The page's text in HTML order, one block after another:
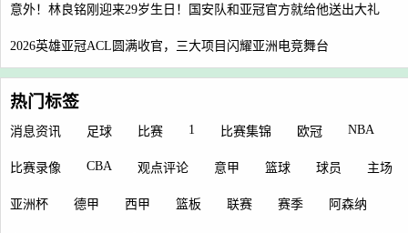
意外！林良铭刚迎来29岁生日！国安队和亚冠官方就给他送出大礼
2026英雄亚冠ACL圆满收官，三大项目闪耀亚洲电竞舞台
热门标签
消息资讯 足球 比赛 1 比赛集锦 欧冠 NBA
比赛录像 CBA 观点评论 意甲 篮球 球员 主场
亚洲杯 德甲 西甲 篮板 联赛 赛季 阿森纳